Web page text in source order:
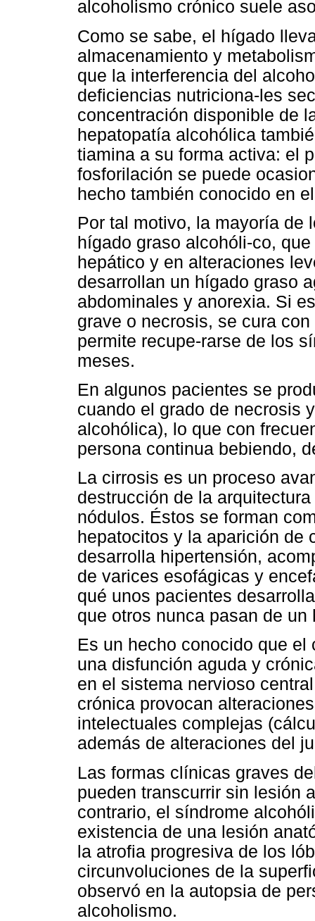
alcoholismo crónico suele
Como se sabe, el hígado
almacenamiento y
que la interferencia del
deficiencias nutriciona-les
concentración disponible de
hepatopatía alcohólica
tiamina a su forma activa: el
fosforilación se puede
hecho también conocido en
Por tal motivo, la mayoría de
hígado graso alcohóli-co,
hepático y en alteraciones
desarrollan un hígado graso
abdominales y anorexia. Si
grave o necrosis, se cura
permite recupe-rarse de los
meses.
En algunos pacientes se
cuando el grado de necrosis
alcohólica), lo que con
persona continua bebiendo,
La cirrosis es un proceso
destrucción de la
nódulos. Éstos se forman
hepatocitos y la aparición de
desarrolla hipertensión,
de varices esofágicas y
qué unos pacientes
que otros nunca pasan de
Es un hecho conocido que
una disfunción aguda y
en el sistema nervioso
crónica provocan
intelectuales complejas
además de alteraciones del
Las formas clínicas graves
pueden transcurrir sin lesión
contrario, el síndrome
existencia de una lesión
la atrofia progresiva de los
circunvoluciones de la
observó en la autopsia de
alcoholismo.